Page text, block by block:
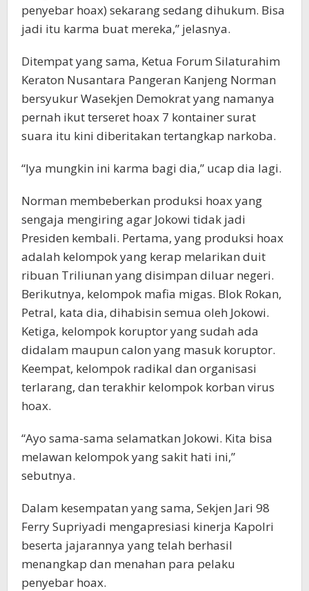
penyebar hoax) sekarang sedang dihukum. Bisa
jadi itu karma buat mereka,” jelasnya.
Ditempat yang sama, Ketua Forum Silaturahim
Keraton Nusantara Pangeran Kanjeng Norman
bersyukur Wasekjen Demokrat yang namanya
pernah ikut terseret hoax 7 kontainer surat
suara itu kini diberitakan tertangkap narkoba.
“Iya mungkin ini karma bagi dia,” ucap dia lagi.
Norman membeberkan produksi hoax yang
sengaja mengiring agar Jokowi tidak jadi
Presiden kembali. Pertama, yang produksi hoax
adalah kelompok yang kerap melarikan duit
ribuan Triliunan yang disimpan diluar negeri.
Berikutnya, kelompok mafia migas. Blok Rokan,
Petral, kata dia, dihabisin semua oleh Jokowi.
Ketiga, kelompok koruptor yang sudah ada
didalam maupun calon yang masuk koruptor.
Keempat, kelompok radikal dan organisasi
terlarang, dan terakhir kelompok korban virus
hoax.
“Ayo sama-sama selamatkan Jokowi. Kita bisa
melawan kelompok yang sakit hati ini,”
sebutnya.
Dalam kesempatan yang sama, Sekjen Jari 98
Ferry Supriyadi mengapresiasi kinerja Kapolri
beserta jajarannya yang telah berhasil
menangkap dan menahan para pelaku
penyebar hoax.